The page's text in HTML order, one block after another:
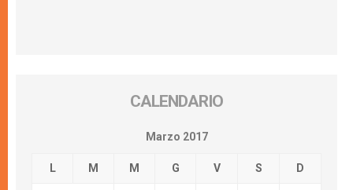
CALENDARIO
Marzo 2017
L M M G V S D